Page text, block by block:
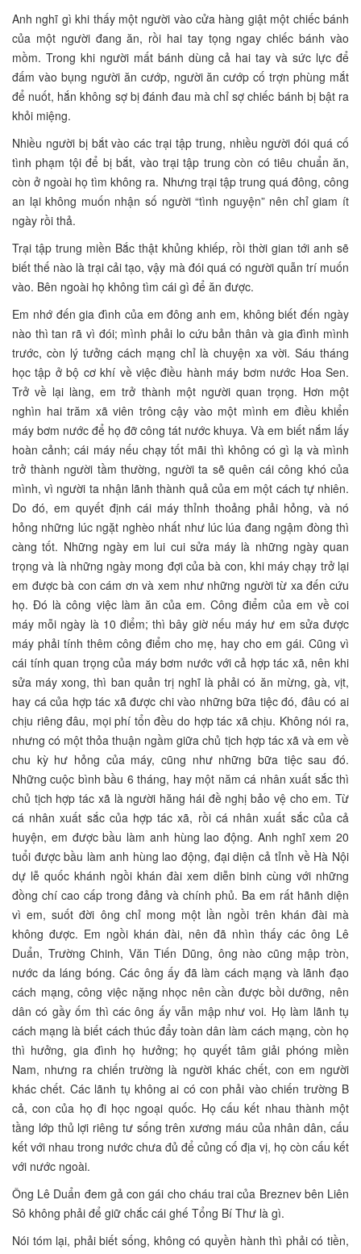
Anh nghĩ gì khi thấy một người vào cửa hàng giật một chiếc bánh
của một người đang ăn, rồi hai tay tọng ngay chiếc bánh vào
mồm. Trong khi người mất bánh dùng cả hai tay và sức lực để
đấm vào bụng người ăn cướp, người ăn cướp cố trợn phùng mắt
để nuốt, hắn không sợ bị đánh đau mà chỉ sợ chiếc bánh bị bật ra
khỏi miệng.
Nhiều người bị bắt vào các trại tập trung, nhiều người đói quá cố
tình phạm tội để bị bắt, vào trại tập trung còn có tiêu chuẩn ăn,
còn ở ngoài họ tìm không ra. Nhưng trại tập trung quá đông, công
an lại không muốn nhận số người “tình nguyện” nên chỉ giam ít
ngày rồi thả.
Trại tập trung miền Bắc thật khủng khiếp, rồi thời gian tới anh sẽ
biết thế nào là trại cải tạo, vậy mà đói quá có người quẫn trí muốn
vào. Bên ngoài họ không tìm cái gì để ăn được.
Em nhớ đến gia đình của em đông anh em, không biết đến ngày
nào thì tan rã vì đói; mình phải lo cứu bản thân và gia đình mình
trước, còn lý tưởng cách mạng chỉ là chuyện xa vời. Sáu tháng
học tập ở bộ cơ khí về việc điều hành máy bơm nước Hoa Sen.
Trở về lại làng, em trở thành một người quan trọng. Hơn một
nghìn hai trăm xã viên trông cậy vào một mình em điều khiển
máy bơm nước để họ đỡ công tát nước khuya. Và em biết nắm lấy
hoàn cảnh; cái máy nếu chạy tốt mãi thì không có gì lạ và mình
trở thành người tầm thường, người ta sẽ quên cái công khó của
mình, vì người ta nhận lãnh thành quả của em một cách tự nhiên.
Do đó, em quyết định cái máy thỉnh thoảng phải hỏng, và nó
hỏng những lúc ngặt nghèo nhất như lúc lúa đang ngậm đòng thì
càng tốt. Những ngày em lui cui sửa máy là những ngày quan
trọng và là những ngày mong đợi của bà con, khi máy chạy trở lại
em được bà con cám ơn và xem như những người từ xa đến cứu
họ. Đó là công việc làm ăn của em. Công điểm của em về coi
máy mỗi ngày là 10 điểm; thì bây giờ nếu máy hư em sửa được
máy phải tính thêm công điểm cho mẹ, hay cho em gái. Cũng vì
cái tính quan trọng của máy bơm nước với cả hợp tác xã, nên khi
sửa máy xong, thì ban quản trị nghĩ là phải có ăn mừng, gà, vịt,
hay cá của hợp tác xã được chi vào những bữa tiệc đó, đâu có ai
chịu riêng đâu, mọi phí tổn đều do hợp tác xã chịu. Không nói ra,
nhưng có một thỏa thuận ngầm giữa chủ tịch hợp tác xã và em về
chu kỳ hư hỏng của máy, cũng như những bữa tiệc sau đó.
Những cuộc bình bầu 6 tháng, hay một năm cá nhân xuất sắc thì
chủ tịch hợp tác xã là người hăng hái đề nghị bảo vệ cho em. Từ
cá nhân xuất sắc của hợp tác xã, rồi cá nhân xuất sắc của cả
huyện, em được bầu làm anh hùng lao động. Anh nghĩ xem 20
tuổi được bầu làm anh hùng lao động, đại diện cả tỉnh về Hà Nội
dự lễ quốc khánh ngồi khán đài xem diễn binh cùng với những
đồng chí cao cấp trong đảng và chính phủ. Ba em rất hãnh diện
vì em, suốt đời ông chỉ mong một lần ngồi trên khán đài mà
không được. Em ngồi khán đài, nên đã nhìn thấy các ông Lê
Duẩn, Trường Chinh, Văn Tiến Dũng, ông nào cũng mập tròn,
nước da láng bóng. Các ông ấy đã làm cách mạng và lãnh đạo
cách mạng, công việc nặng nhọc nên cần được bồi dưỡng, nên
dân có gầy ốm thì các ông ấy vẫn mập như voi. Họ làm lãnh tụ
cách mạng là biết cách thúc đẩy toàn dân làm cách mạng, còn họ
thì hưởng, gia đình họ hưởng; họ quyết tâm giải phóng miền
Nam, nhưng ra chiến trường là người khác chết, con em người
khác chết. Các lãnh tụ không ai có con phải vào chiến trường B
cả, con của họ đi học ngoại quốc. Họ cấu kết nhau thành một
tầng lớp thủ lợi riêng tư sống trên xương máu của nhân dân, cấu
kết với nhau trong nước chưa đủ để củng cố địa vị, họ còn cấu kết
với nước ngoài.
Ông Lê Duẩn đem gả con gái cho cháu trai của Breznev bên Liên
Sô không phải để giữ chắc cái ghế Tổng Bí Thư là gì.
Nói tóm lại, phải biết sống, không có quyền hành thì phải có tiền,